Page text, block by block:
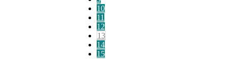
10
11
12
13
14
15